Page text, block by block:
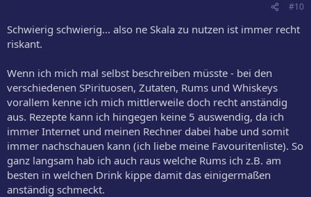
#10
Schwierig schwierig... also ne Skala zu nutzen ist immer recht
riskant.
Wenn ich mich mal selbst beschreiben müsste - bei den
verschiedenen SPirituosen, Zutaten, Rums und Whiskeys
vorallem kenne ich mich mittlerweile doch recht anständig
aus. Rezepte kann ich hingegen keine 5 auswendig, da ich
immer Internet und meinen Rechner dabei habe und somit
immer nachschauen kann (ich liebe meine Favouritenliste). So
ganz langsam hab ich auch raus welche Rums ich z.B. am
besten in welchen Drink kippe damit das einigermaßen
anständig schmeckt.